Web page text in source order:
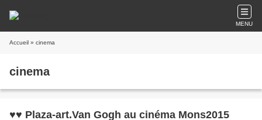
MENU
Accueil » cinema
cinema
♥♥ Plaza-art.Van Gogh au cinéma Mons2015